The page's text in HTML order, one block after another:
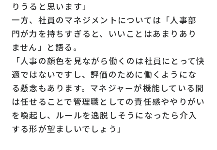
りうると思います」
一方、社員のマネジメントについては「人事部
門が力を持ちすぎると、いいことはあまりあり
ません」と語る。
「人事の顔色を見ながら働くのは社員にとって快
適ではないですし、評価のために働くようにな
る懸念もあります。マネジャーが機能している間
は任せることで管理職としての責任感ややりがい
を喚起し、ルールを逸脱しそうになったら介入
する形が望ましいでしょう」